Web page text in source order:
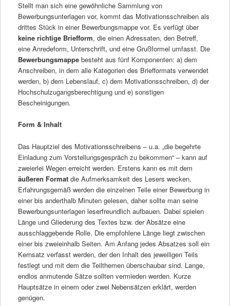
Stellt man sich eine gewöhnliche Sammlung von
Bewerbungsunterlagen vor, kommt das Motivationsschreiben als
drittes Stück in einer Bewerbungsmappe vor. Es verfügt über
keine richtige Briefform, die einen Adressaten, den Betreff,
eine Anredeform, Unterschrift, und eine Grußformel umfasst. Die
Bewerbungsmappebesteht aus fünf Komponenten: a) dem
Anschreiben, in dem alle Kategorien des Briefformats verwendet
werden, b) dem Lebenslauf, c) dem Motivationsschreiben, d) der
Hochschulzugangsberechtigung und e) sonstigen
Bescheinigungen.
Form & Inhalt
Das Hauptziel des Motivationsschreibens – u.a. „die begehrte
Einladung zum Vorstellungsgespräch zu bekommen“ – kann auf
zweierlei Wegen erreicht werden. Erstens kann es mit dem
äußeren Formatdie Aufmerksamkeit des Lesers wecken.
Erfahrungsgemäß werden die einzelnen Teile einer Bewerbung in
einer bis anderthalb Minuten gelesen, daher sollte man seine
Bewerbungsunterlagen leserfreundlich aufbauen. Dabei spielen
Länge und Gliederung des Textes bzw. der Absätze eine
ausschlaggebende Rolle. Die empfohlene Länge liegt zwischen
einer bis zweieinhalb Seiten. Am Anfang jedes Absatzes soll ein
Kernsatz verfasst werden, der den Inhalt des jeweiligen Teils
festlegt und mit dem die Teilthemen überschaubar sind. Lange,
endlos anmutende Sätze sollten vermieden werden. Kurze
Hauptsätze in einem oder zwei Nebensätzen erklärt, werden
genügen.